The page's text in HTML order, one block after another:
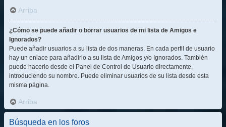
Arriba
¿Cómo se puede añadir o borrar usuarios de mi lista de Amigos e
Ignorados?
Puede añadir usuarios a su lista de dos maneras. En cada perfil de usuario
hay un enlace para añadirlo a su lista de Amigos y/o Ignorados. También
puede hacerlo desde el Panel de Control de Usuario directamente,
introduciendo su nombre. Puede eliminar usuarios de su lista desde esta
misma página.
Arriba
Búsqueda en los foros